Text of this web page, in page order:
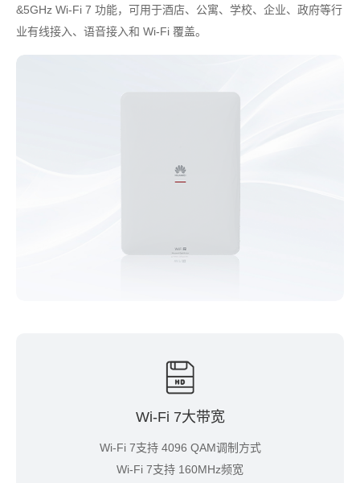
&5GHz Wi-Fi 7 功能，可用于酒店、公寓、学校、企业、政府等行
业有线接入、语音接入和 Wi-Fi 覆盖。
Wi-Fi 7大带宽
Wi-Fi 7支持 4096 QAM调制方式
Wi-Fi 7支持 160MHz频宽